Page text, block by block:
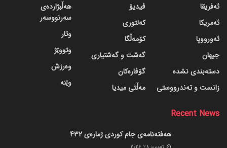
ئەفریقا
ئەمریکا
ئەورووپا
جیهان
دسته‌بندی نشده
زانست و تەندرووستی
ڤیدیۆ
کەلتوری
کۆمەڵگا
گه‌شت و گه‌شتیاری
گۆڤاره‌کان
مەڵتی میدیا
هەڵبژاردەی
سەرنووسەر
وتار
وتووێژ
وەرزش
وێنە
Recent News
هەفتەنامەی جام کوردی ژمارەی 432